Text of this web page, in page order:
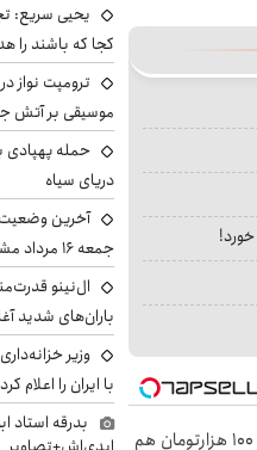
خورد!
میدونستی حتی با ۱۰۰ هزارتومان هم
یحیی سریع:
کجا که باشند را
ترومپت نواز
موسیقی بر آتش
حمله پهپادی
دریای سیاه
آخرین وضعیت
جمعه ۱۶ مرداد مشخص شد
ال‌نینو
باران‌های شدید
وزیر
با ایران را اعلام کرد
بدرقه استاد